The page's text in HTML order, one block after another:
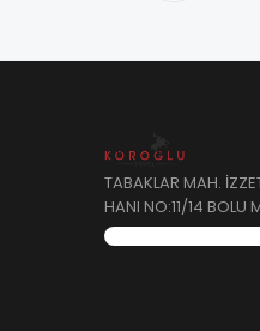
TABAKLAR MAH.
HANI NO:11/14 BOLU